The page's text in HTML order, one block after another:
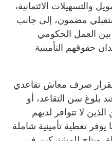
والتسهيلات الائتمانية،
مضمون، إلى جانب
بين العمل الحكومي
حقوقهم التأمينية
صرف معاش تقاعدي
بلوغ سن التقاعد، أو
لا تتوافر لديهم
تغطية تأمينية شاملة